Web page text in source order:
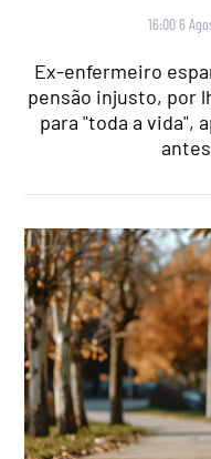
16:00 6
Ex-enfermeiro
pensão injusto, por
para "toda a vida",